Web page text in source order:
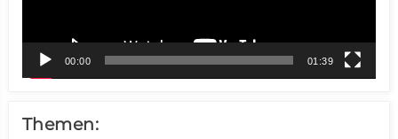
00:00 01:39
Themen: